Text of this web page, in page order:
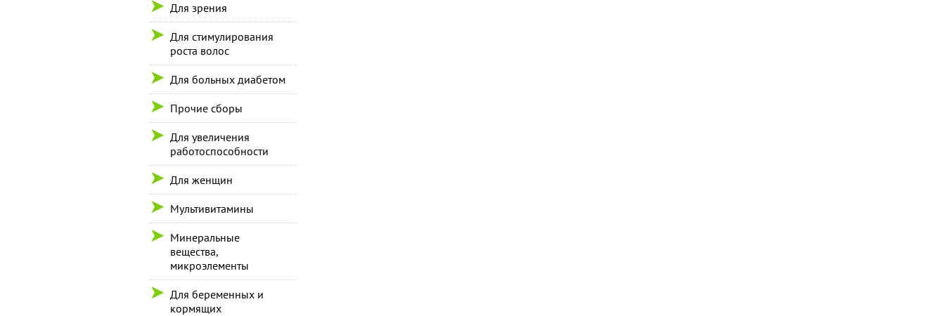
Для зрения
Для стимулирования
роста волос
Для больных диабетом
Прочие сборы
Для увеличения
работоспособности
Для женщин
Мультивитамины
Минеральные
вещества,
микроэлементы
Для беременных и
кормящих